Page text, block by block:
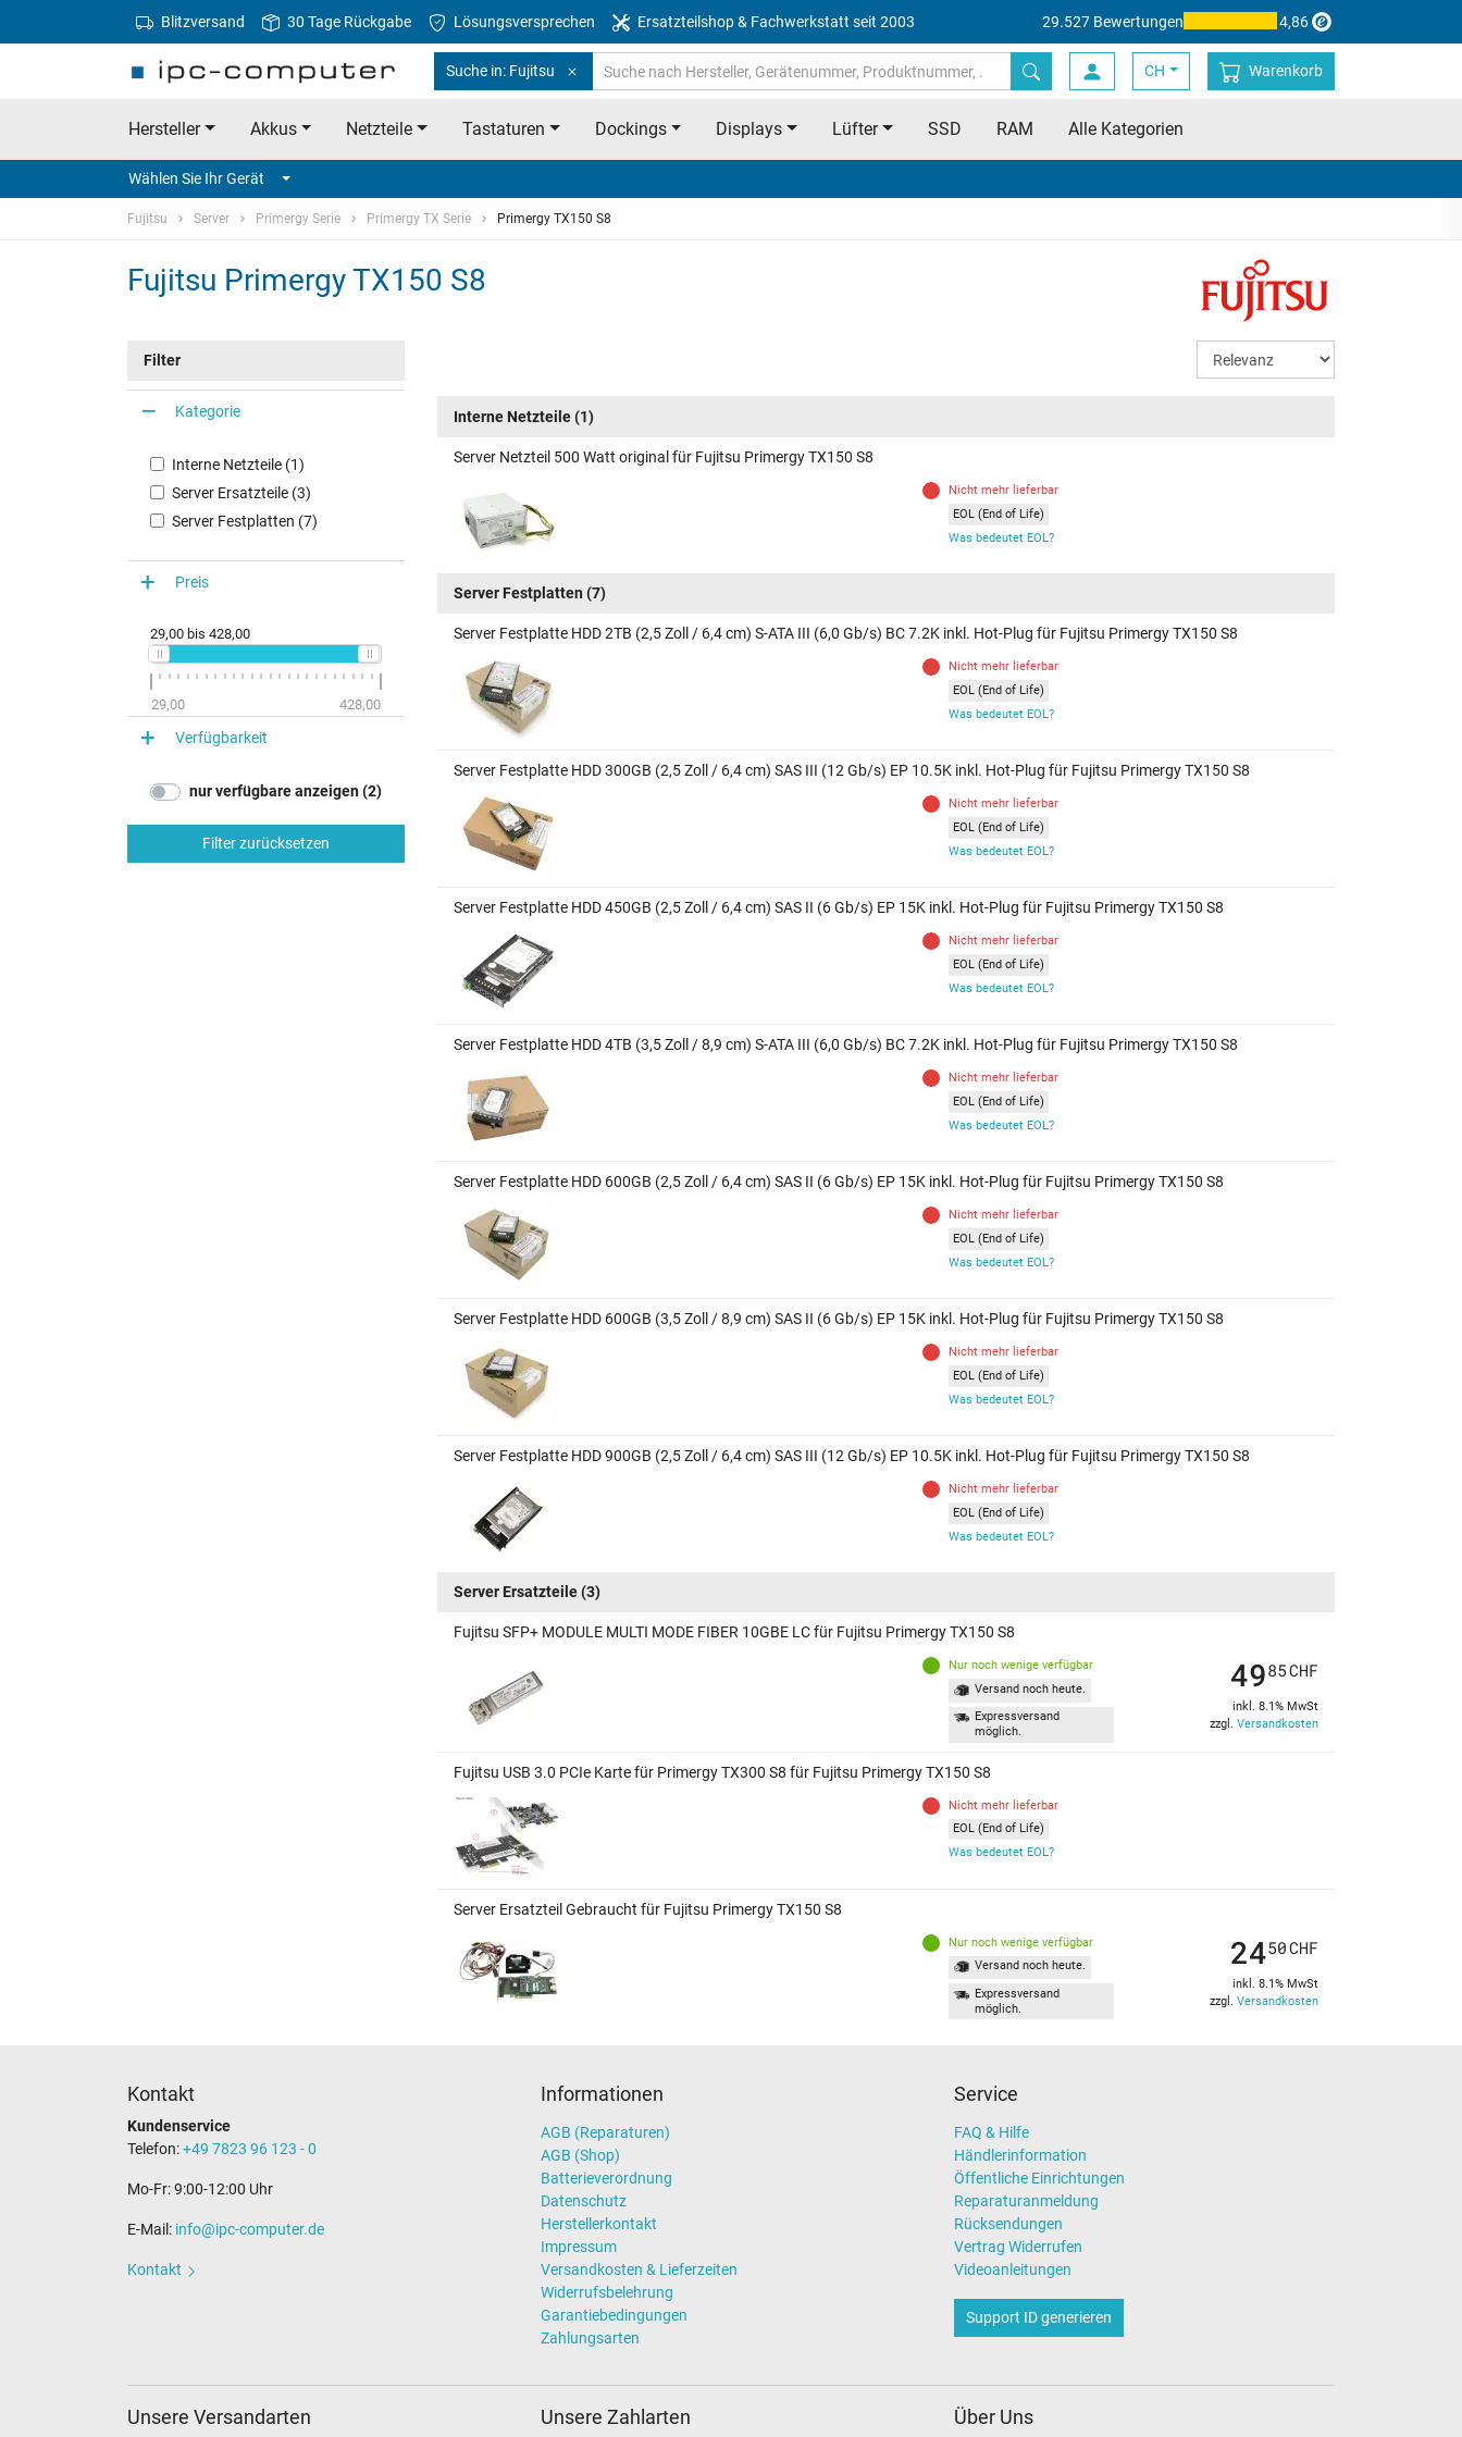
Blitzversand 30 Tage Rückgabe Lösungsversprechen Ersatzteilshop & Fachwerkstatt seit 2003 29.527 Bewertungen 4,86
Suche in: Fujitsu CH Warenkorb
Hersteller Akkus Netzteile Tastaturen Dockings Displays Lüfter SSD RAM Alle Kategorien
Wählen Sie Ihr Gerät
Fujitsu Server Primergy Serie Primergy TX Serie Primergy TX150 S8
Fujitsu Primergy TX150 S8
Filter
Kategorie
Interne Netzteile (1)
Server Ersatzteile (3)
Server Festplatten (7)
Preis
29,00 bis 428,00
29,00 428,00
Verfügbarkeit
nur verfügbare anzeigen (2)
Filter zurücksetzen
Interne Netzteile(1)
Server Netzteil 500 Watt original für Fujitsu Primergy TX150 S8
Nicht mehr lieferbar
EOL (End of Life)
Was bedeutet EOL?
Server Festplatten (7)
Server Festplatte HDD 2TB (2,5 Zoll / 6,4 cm) S-ATA III (6,0 Gb/s) BC 7.2K inkl. Hot-Plug für Fujitsu Primergy TX150 S8
Nicht mehr lieferbar
EOL (End of Life)
Was bedeutet EOL?
Server Festplatte HDD 300GB (2,5 Zoll / 6,4 cm) SAS III (12 Gb/s) EP 10.5K inkl. Hot-Plug für Fujitsu Primergy TX150 S8
Nicht mehr lieferbar
EOL (End of Life)
Was bedeutet EOL?
Server Festplatte HDD 450GB (2,5 Zoll / 6,4 cm) SAS II (6 Gb/s) EP 15K inkl. Hot-Plug für Fujitsu Primergy TX150 S8
Nicht mehr lieferbar
EOL (End of Life)
Was bedeutet EOL?
Server Festplatte HDD 4TB (3,5 Zoll / 8,9 cm) S-ATA III (6,0 Gb/s) BC 7.2K inkl. Hot-Plug für Fujitsu Primergy TX150 S8
Nicht mehr lieferbar
EOL (End of Life)
Was bedeutet EOL?
Server Festplatte HDD 600GB (2,5 Zoll / 6,4 cm) SAS II (6 Gb/s) EP 15K inkl. Hot-Plug für Fujitsu Primergy TX150 S8
Nicht mehr lieferbar
EOL (End of Life)
Was bedeutet EOL?
Server Festplatte HDD 600GB (3,5 Zoll / 8,9 cm) SAS II (6 Gb/s) EP 15K inkl. Hot-Plug für Fujitsu Primergy TX150 S8
Nicht mehr lieferbar
EOL (End of Life)
Was bedeutet EOL?
Server Festplatte HDD 900GB (2,5 Zoll / 6,4 cm) SAS III (12 Gb/s) EP 10.5K inkl. Hot-Plug für Fujitsu Primergy TX150 S8
Nicht mehr lieferbar
EOL (End of Life)
Was bedeutet EOL?
Server Ersatzteile(3)
Fujitsu SFP+ MODULE MULTI MODE FIBER 10GBE LC für Fujitsu Primergy TX150 S8
Nur noch wenige verfügbar
Versand noch heute.
Expressversand
möglich.
4985CHF
inkl. 8.1% MwSt
zzgl. Versandkosten
Fujitsu USB 3.0 PCIe Karte für Primergy TX300 S8 für Fujitsu Primergy TX150 S8
Nicht mehr lieferbar
EOL (End of Life)
Was bedeutet EOL?
Server Ersatzteil Gebraucht für Fujitsu Primergy TX150 S8
Nur noch wenige verfügbar
Versand noch heute.
Expressversand
möglich.
2450CHF
inkl. 8.1% MwSt
zzgl. Versandkosten
Kontakt
Kundenservice
Telefon:+49 7823 96 123 - 0
Mo-Fr: 9:00-12:00 Uhr
E-Mail: info@ipc-computer.de
Kontakt
Informationen
AGB (Reparaturen)
AGB (Shop)
Batterieverordnung
Datenschutz
Herstellerkontakt
Impressum
Versandkosten & Lieferzeiten
Widerrufsbelehrung
Garantiebedingungen
Zahlungsarten
Service
FAQ & Hilfe
Händlerinformation
Öffentliche Einrichtungen
Reparaturanmeldung
Rücksendungen
Vertrag Widerrufen
Videoanleitungen
Support ID generieren
Über Uns
Unsere Versandarten Unsere Zahlarten